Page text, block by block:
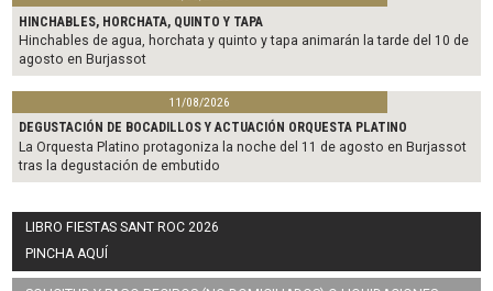
HINCHABLES, HORCHATA, QUINTO Y TAPA
Hinchables de agua, horchata y quinto y tapa animarán la tarde del 10 de
agosto en Burjassot
11/08/2026
DEGUSTACIÓN DE BOCADILLOS Y ACTUACIÓN ORQUESTA PLATINO
La Orquesta Platino protagoniza la noche del 11 de agosto en Burjassot
tras la degustación de embutido
LIBRO FIESTAS SANT ROC 2026
PINCHA AQUÍ